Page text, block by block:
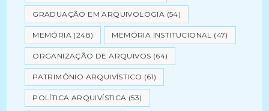
GRADUAÇÃO EM ARQUIVOLOGIA (54)
MEMÓRIA (248) MEMÓRIA INSTITUCIONAL (47)
ORGANIZAÇÃO DE ARQUIVOS (64)
PATRIMÔNIO ARQUIVÍSTICO (61)
POLÍTICA ARQUIVÍSTICA (53)